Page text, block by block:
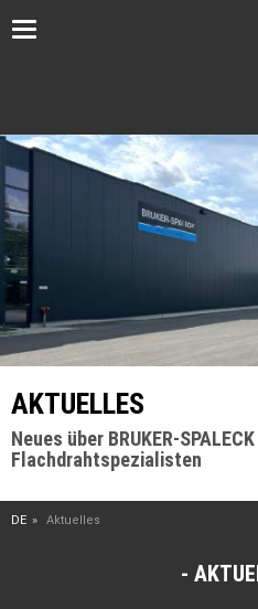
Toggle
AKTUELLES
Neues über BRUKER-
Flachdrahtspezialisten
DE Aktuelles